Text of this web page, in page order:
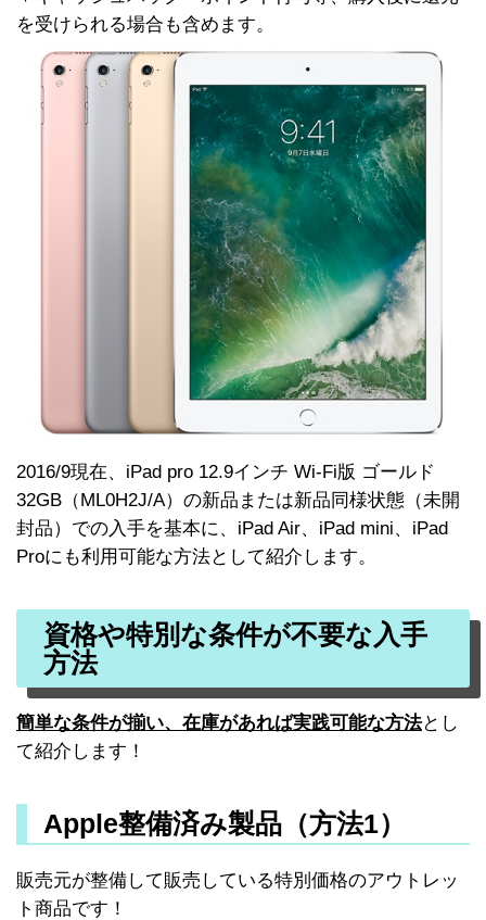
を受けられる場合も含めます。
2016/9現在、iPad pro 12.9インチ Wi-Fi版 ゴールド
32GB（ML0H2J/A）の新品または新品同様状態（未開
封品）での入手を基本に、iPad Air、iPad mini、iPad
Proにも利用可能な方法として紹介します。
資格や特別な条件が不要な入手
方法
簡単な条件が揃い、在庫があれば実践可能な方法とし
て紹介します！
Apple整備済み製品（方法1）
販売元が整備して販売している特別価格のアウトレッ
ト商品です！